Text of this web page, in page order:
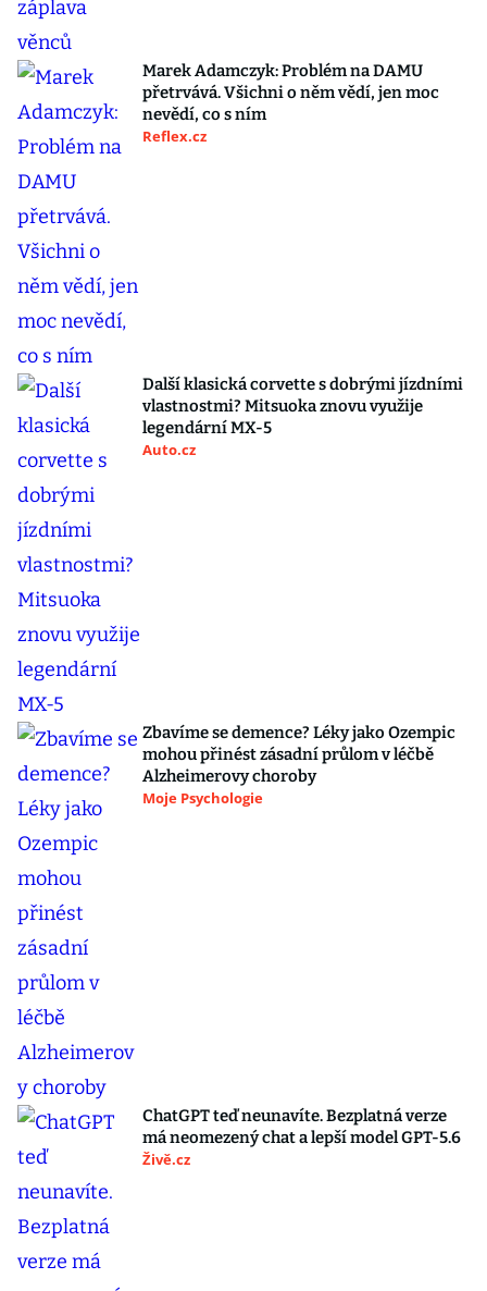
Marek Adamczyk: Problém na DAMU
přetrvává. Všichni o něm vědí, jen moc
nevědí, co s ním
Reflex.cz
Další klasická corvette s dobrými jízdními
vlastnostmi? Mitsuoka znovu využije
legendární MX-5
Auto.cz
Zbavíme se demence? Léky jako Ozempic
mohou přinést zásadní průlom v léčbě
Alzheimerovy choroby
Moje Psychologie
ChatGPT teď neunavíte. Bezplatná verze
má neomezený chat a lepší model GPT-5.6
Živě.cz